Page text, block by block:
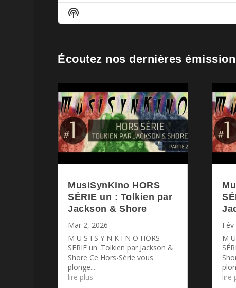
SHOW
PODCAST
Écoutez nos dernières
MusiSynKino HORS
SÉRIE un : Tolkien par
Jackson & Shore
Mar 2, 2026
M U S I S Y N K I N O HORS
SERIE un: Tolkien par Jackson &
Shore Ce Hors-Série vous
plonge...
lire plus
M
lire